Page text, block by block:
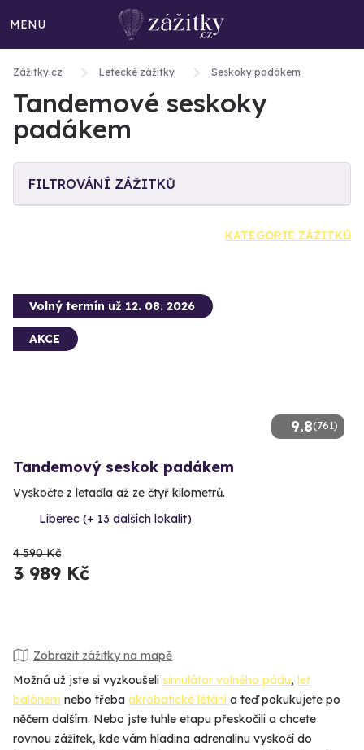
MENU
Zážitky.cz Letecké zážitky Seskoky padákem
Tandemové seskoky
padákem
FILTROVÁNÍ ZÁŽITKŮ
KATEGORIE ZÁŽITKŮ
9.8(761)
Volný termín už 12. 08. 2026
AKCE
Tandemový seskok padákem
Vyskočte z letadla až ze čtyř kilometrů.
Liberec (+ 13 dalších lokalit)
4 590 Kč
3 989 Kč
Zobrazit zážitky na mapě
Možná už jste si vyzkoušeli simulátor volného pádu, let
balónem nebo třeba akrobatické létání a teď pokukujete po
něčem dalším. Nebo jste tuhle etapu přeskočili a chcete
rovnou zážitek, kde vám hladina adrenalinu vyskočí do